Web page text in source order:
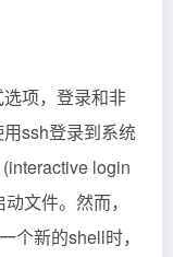
项，登录和非
ssh登录到系统
login
文件。然而，
个新的shell时，